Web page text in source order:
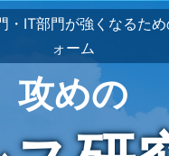
・IT部門が強くなるた
ォーム
攻めの